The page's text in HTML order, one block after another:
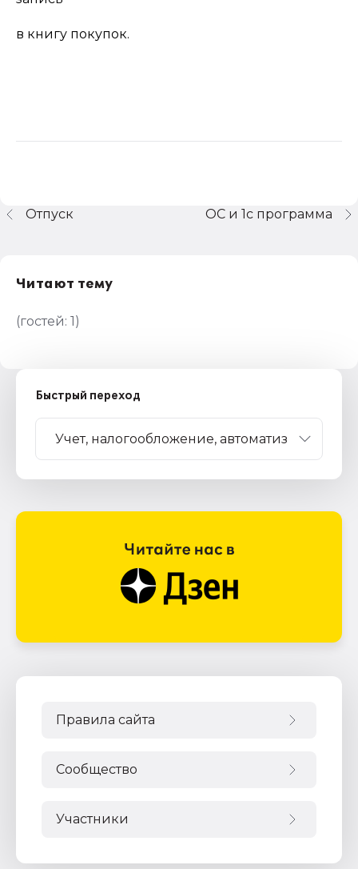
в книгу покупок.
ОС и 1с программа
Отпуск
Читают тему
(гостей: 1)
Быстрый переход
Правила сайта
Сообщество
Участники